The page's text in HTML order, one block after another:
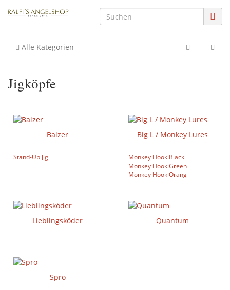
Alle Kategorien
Jigköpfe
Balzer
Stand-Up Jig
Big L / Monkey Lures
Monkey Hook Black
Monkey Hook Green
Monkey Hook Orang
Lieblingsköder Quantum
Spro